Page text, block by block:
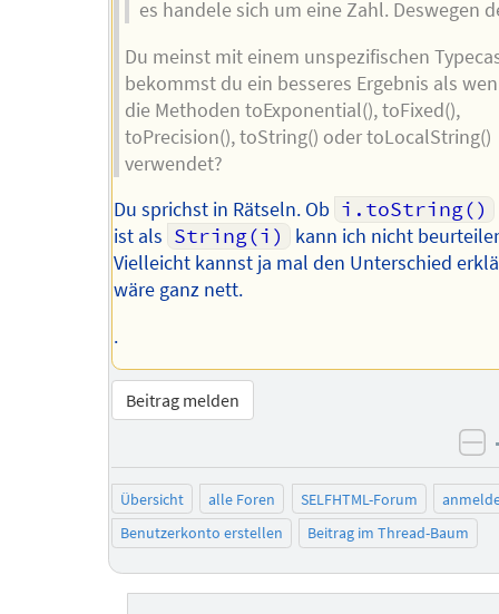
es handele sich um eine Zahl. Deswegen
Du meinst mit einem unspezifischen
bekommst du ein besseres Ergebnis als
die Methoden toExponential(), toFixed(),
toPrecision(), toString() oder toLocalString()
verwendet?
Du sprichst in Rätseln. Ob i.toString()
ist als String(i)
kann ich nicht
Vielleicht kannst ja mal den Unterschied
wäre ganz nett.
.
Beitrag melden
Übersicht alle Foren SELFHTML-Forum
Benutzerkonto erstellen
Beitrag im Thread-Baum